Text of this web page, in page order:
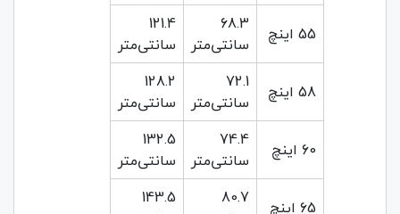
55 اینچ
68.3
سانتی‌متر
121.4
سانتی‌متر
58 اینچ
72.1
سانتی‌متر
128.2
سانتی‌متر
60 اینچ
74.4
سانتی‌متر
132.5
سانتی‌متر
65 اینچ
80.7
143.5